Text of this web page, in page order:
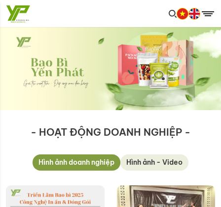
- HOẠT ĐỘNG DOANH NGHIỆP -
Hình ảnh doanh nghiệp Hình ảnh - Video